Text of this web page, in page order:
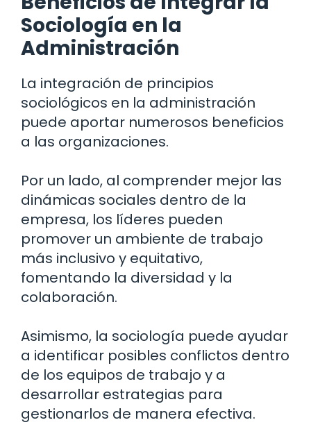
Sociología en la
Administración
La integración de principios
sociológicos en la administración
puede aportar numerosos beneficios
a las organizaciones.
Por un lado, al comprender mejor las
dinámicas sociales dentro de la
empresa, los líderes pueden
promover un ambiente de trabajo
más inclusivo y equitativo,
fomentando la diversidad y la
colaboración.
Asimismo, la sociología puede ayudar
a identificar posibles conflictos dentro
de los equipos de trabajo y a
desarrollar estrategias para
gestionarlos de manera efectiva.